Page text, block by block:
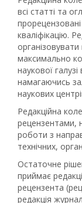
всі статті та
кваліфікацію.
максимально
наукової
намагаючись
наукових
Редакційна
рецензентами,
роботи з
технічних,
Остаточне
приймає
рецензента
редакція